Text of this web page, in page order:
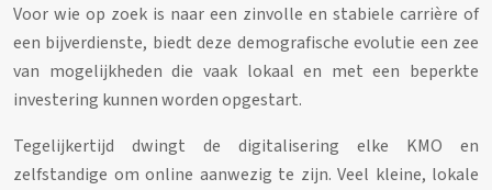
Voor wie op zoek is naar een zinvolle en stabiele carrière of
een bijverdienste, biedt deze demografische evolutie een zee
van mogelijkheden die vaak lokaal en met een beperkte
investering kunnen worden opgestart.
Tegelijkertijd dwingt de digitalisering elke KMO en
zelfstandige om online aanwezig te zijn. Veel kleine, lokale